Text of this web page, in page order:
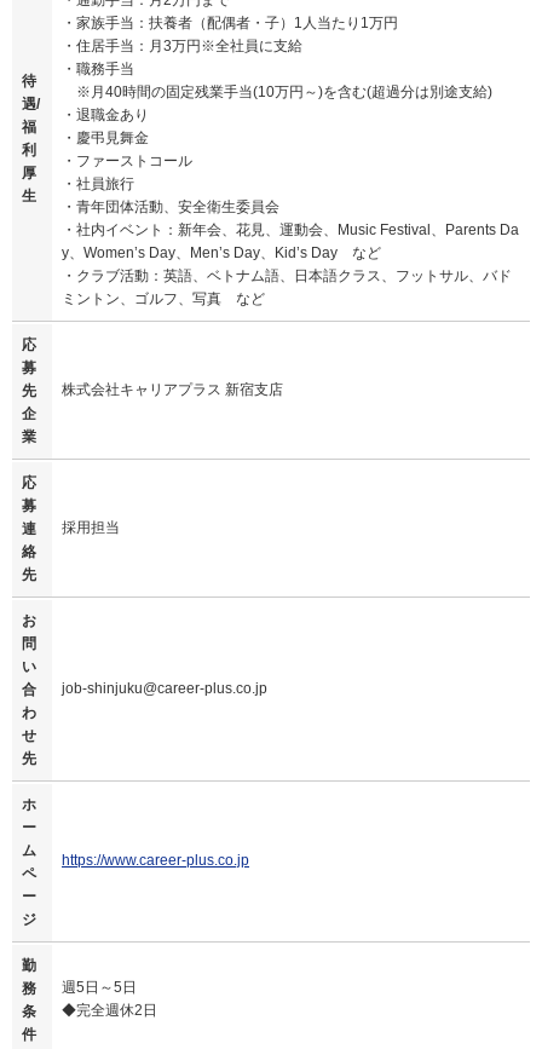
待
遇/
福
利
厚
生
・家族手当：扶養者（配偶者・子）1人当たり1万円
・住居手当：月3万円※全社員に支給
・職務手当
※月40時間の固定残業手当(10万円～)を含む(超過分は別途支給)
・退職金あり
・慶弔見舞金
・ファーストコール
・社員旅行
・青年団体活動、安全衛生委員会
・社内イベント：新年会、花見、運動会、Music Festival、Parents Da
y、Women’s Day、Men’s Day、Kid’s Day など
・クラブ活動：英語、ベトナム語、日本語クラス、フットサル、バド
ミントン、ゴルフ、写真 など
応
募
先
企
業
株式会社キャリアプラス 新宿支店
応
募
連
絡
先
採用担当
お
問
い
合
わ
せ
先
job-shinjuku@career-plus.co.jp
ホ
ー
ム
ペ
ー
ジ
https://www.career-plus.co.jp
勤
務
条
件
週5日～5日
◆完全週休2日